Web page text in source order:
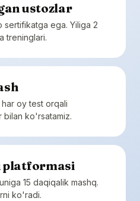
ustozlar
sertifikatga ega. Yiliga 2
treninglari.
oy test orqali
bilan ko'rsatamiz.
platformasi
15 daqiqalik mashq.
ko'radi.